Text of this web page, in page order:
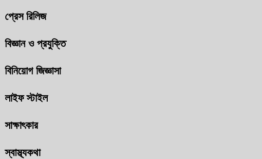
প্রেস রিলিজ
বিজ্ঞান ও প্রযুক্তি
বিনিয়োগ জিজ্ঞাসা
লাইফ স্টাইল
সাক্ষাৎকার
স্বাস্থ্যকথা